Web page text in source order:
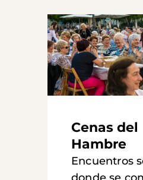
Cenas del
Hambre
Encuentros